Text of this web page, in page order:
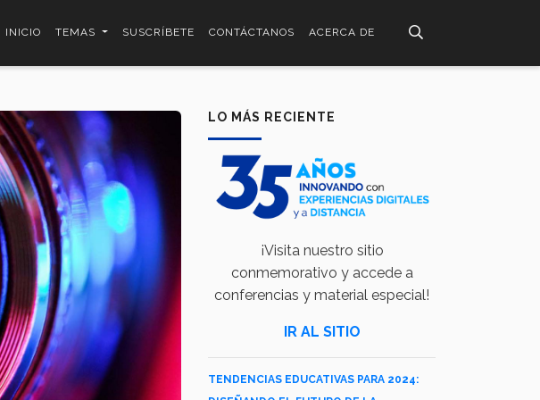
INICIO TEMAS SUSCRÍBETE CONTÁCTANOS ACERCA DE
LO MÁS RECIENTE
¡Visita nuestro sitio
conmemorativo y accede a
conferencias y material especial!
IR AL SITIO
TENDENCIAS EDUCATIVAS PARA 2024: